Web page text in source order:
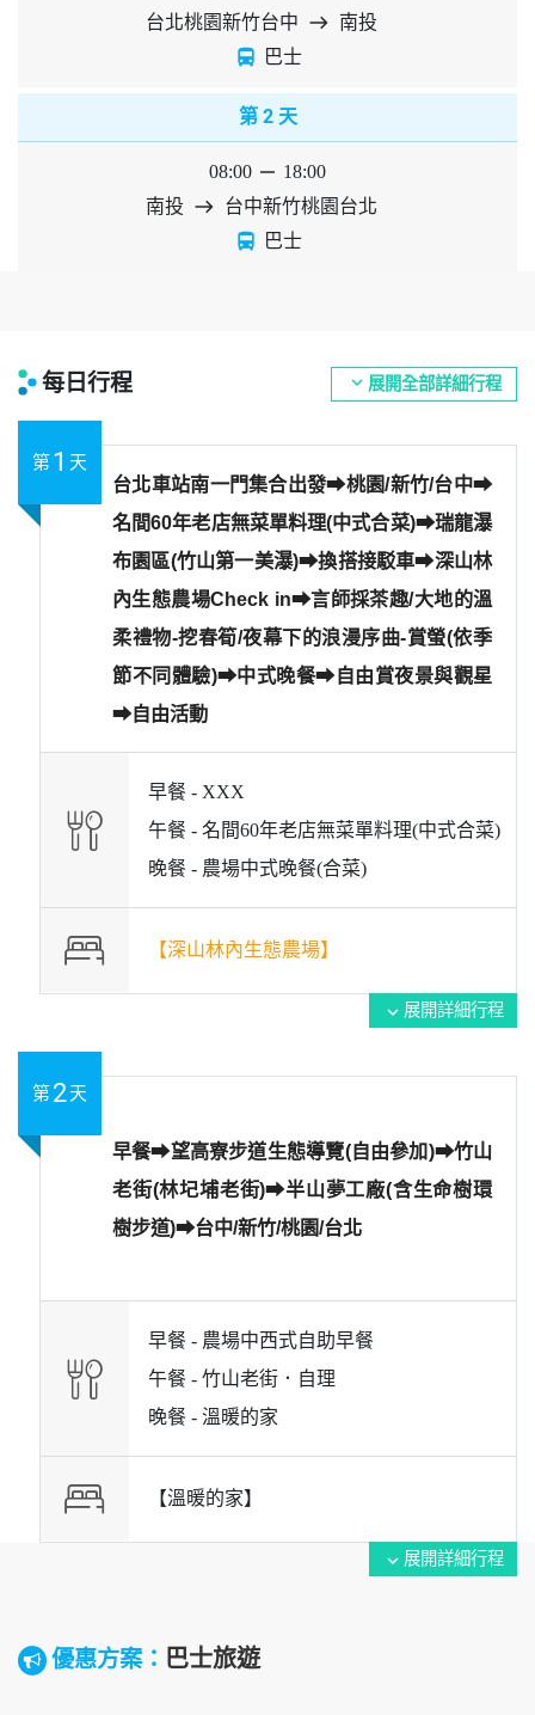
優惠方案： 巴士旅遊
台北桃園新竹台中 east 南投
directions_bus 巴士
第 2 天
08:00 horizontal_rule 18:00
南投 east 台中新竹桃園台北
directions_bus 巴士
每日行程 expand_more 展開全部詳細行程
第 1 天
台北車站南一門集合出發⮕桃園/新竹/台中⮕
名間60年老店無菜單料理(中式合菜)⮕瑞龍瀑
布園區(竹山第一美瀑)⮕換搭接駁車⮕深山林
內生態農場Check in⮕言師採茶趣/大地的溫
柔禮物-挖春筍/夜幕下的浪漫序曲-賞螢(依季
節不同體驗)⮕中式晚餐⮕自由賞夜景與觀星
⮕自由活動
早餐 - XXX
午餐 - 名間60年老店無菜單料理(中式合菜)
晚餐 - 農場中式晚餐(合菜)
【深山林內生態農場】
expand_more 展開詳細行程
第 2天
早餐⮕望高寮步道生態導覽(自由參加)⮕竹山
老街(林圮埔老街)⮕半山夢工廠(含生命樹環
樹步道)⮕台中/新竹/桃園/台北
早餐 - 農場中西式自助早餐
午餐 - 竹山老街．自理
晚餐 - 溫暖的家
【溫暖的家】
expand_more 展開詳細行程